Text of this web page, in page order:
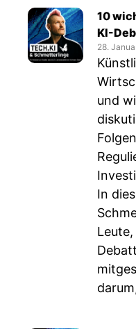
10
KI-
28.
und
In